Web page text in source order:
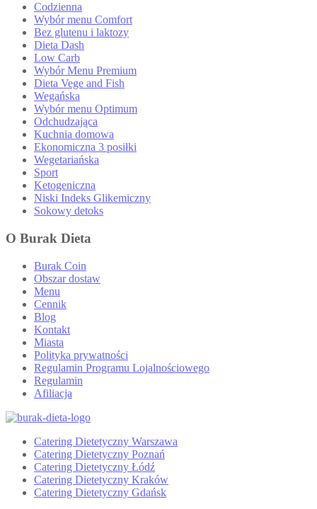
Codzienna
Wybór menu Comfort
Bez glutenu i laktozy
Dieta Dash
Low Carb
Wybór Menu Premium
Dieta Vege and Fish
Wegańska
Wybór menu Optimum
Odchudzająca
Kuchnia domowa
Ekonomiczna 3 posiłki
Wegetariańska
Sport
Ketogeniczna
Niski Indeks Glikemiczny
Sokowy detoks
O Burak Dieta
Burak Coin
Obszar dostaw
Menu
Cennik
Blog
Kontakt
Miasta
Polityka prywatności
Regulamin Programu Lojalnościowego
Regulamin
Afiliacja
Catering Dietetyczny Warszawa
Catering Dietetyczny Poznań
Catering Dietetyczny Łódź
Catering Dietetyczny Kraków
Catering Dietetyczny Gdańsk